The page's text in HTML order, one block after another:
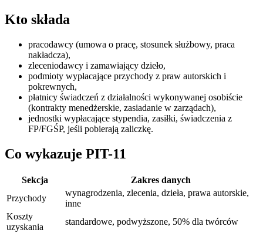
Kto składa
pracodawcy (umowa o pracę, stosunek służbowy, praca
nakładcza),
zleceniodawcy i zamawiający dzieło,
podmioty wypłacające przychody z praw autorskich i
pokrewnych,
płatnicy świadczeń z działalności wykonywanej osobiście
(kontrakty menedżerskie, zasiadanie w zarządach),
jednostki wypłacające stypendia, zasiłki, świadczenia z
FP/FGŚP, jeśli pobierają zaliczkę.
Co wykazuje PIT-11
Sekcja
Zakres danych
Przychody
wynagrodzenia, zlecenia, dzieła, prawa autorskie,
inne
Koszty
uzyskania
standardowe, podwyższone, 50% dla twórców